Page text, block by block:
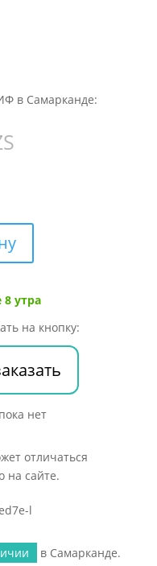
в Самарканде:
8 утра
на кнопку:
отличаться
на сайте.
l
в Самарканде.